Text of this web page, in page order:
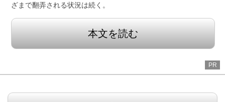
ざまで翻弄される状況は続く。
本文を読む
PR